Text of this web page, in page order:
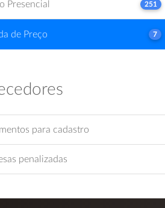
Presencial 251
de Preço 7
para cadastro
penalizadas